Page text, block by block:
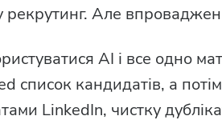
рекрутинг. Але
AI і все одно
список кандидатів, а
LinkedIn, чистку